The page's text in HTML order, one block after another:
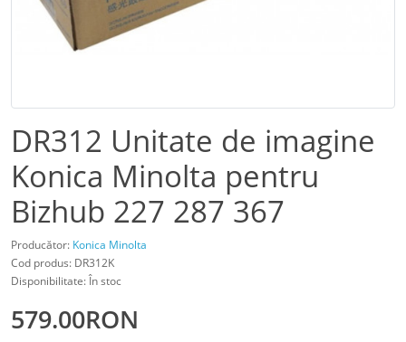
DR312 Unitate de imagine
Konica Minolta pentru
Bizhub 227 287 367
Producător: Konica Minolta
Cod produs: DR312K
Disponibilitate: În stoc
579.00RON